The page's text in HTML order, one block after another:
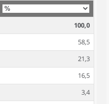
100,0
58,5
21,3
16,5
3,4